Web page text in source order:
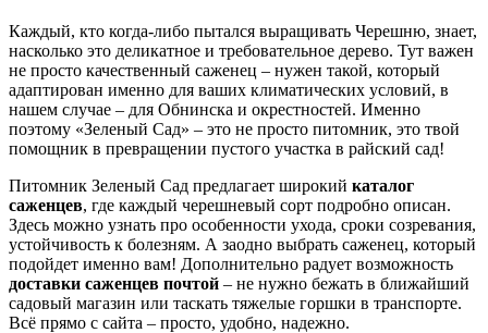
Каждый, кто когда-либо пытался выращивать Черешню, знает,
насколько это деликатное и требовательное дерево. Тут важен
не просто качественный саженец – нужен такой, который
адаптирован именно для ваших климатических условий, в
нашем случае – для Обнинска и окрестностей. Именно
поэтому «Зеленый Сад» – это не просто питомник, это твой
помощник в превращении пустого участка в райский сад!
Питомник Зеленый Сад предлагает широкий каталог
саженцев, где каждый черешневый сорт подробно описан.
Здесь можно узнать про особенности ухода, сроки созревания,
устойчивость к болезням. А заодно выбрать саженец, который
подойдет именно вам! Дополнительно радует возможность
доставки саженцев почтой – не нужно бежать в ближайший
садовый магазин или таскать тяжелые горшки в транспорте.
Всё прямо с сайта – просто, удобно, надежно.